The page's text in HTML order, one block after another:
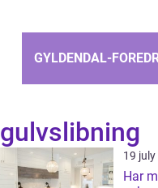
GYLDENDAL-
gulvslibning
19 july
Har